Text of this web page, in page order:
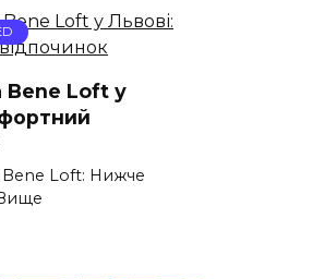
Bene Loft у
Bene Loft: Нижче